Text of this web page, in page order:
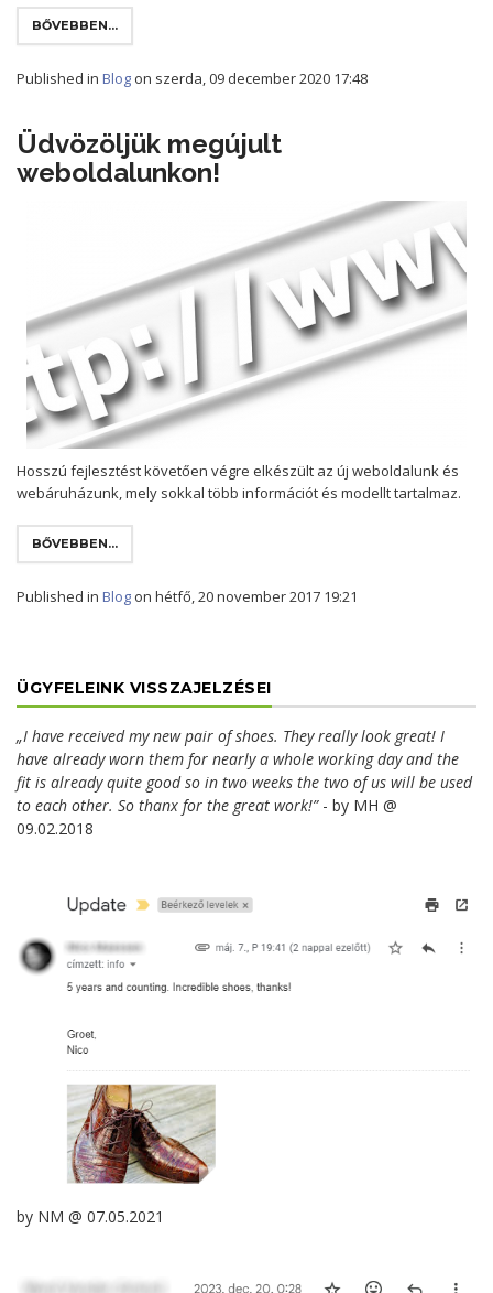
BŐVEBBEN...
Published in Blog on szerda, 09 december 2020 17:48
Üdvözöljük megújult
weboldalunkon!
Hosszú fejlesztést követően végre elkészült az új weboldalunk és
webáruházunk, mely sokkal több információt és modellt tartalmaz.
BŐVEBBEN...
Published in Blog on hétfő, 20 november 2017 19:21
ÜGYFELEINK VISSZAJELZÉSEI
„I have received my new pair of shoes. They really look great! I
have already worn them for nearly a whole working day and the
fit is already quite good so in two weeks the two of us will be used
to each other. So thanx for the great work!” - by MH @
09.02.2018
by NM @ 07.05.2021